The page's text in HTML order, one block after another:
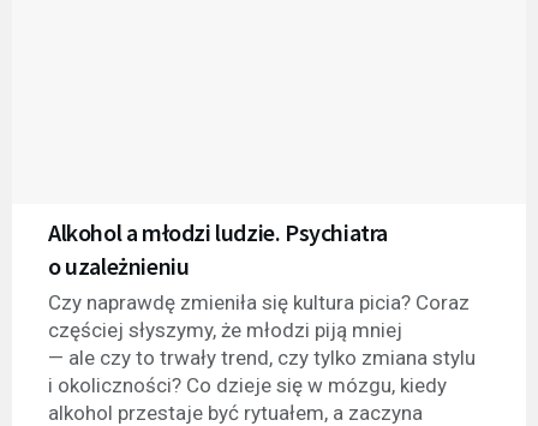
Alkohol a młodzi ludzie. Psychiatra
o uzależnieniu
Czy naprawdę zmieniła się kultura picia? Coraz
częściej słyszymy, że młodzi piją mniej
— ale czy to trwały trend, czy tylko zmiana stylu
i okoliczności? Co dzieje się w mózgu, kiedy
alkohol przestaje być rytuałem, a zaczyna